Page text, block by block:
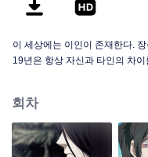
이 세상에는 이인이 존재한다.
19년은 항상 자신과 타인의 차이를 숨기기 위해 조심스러웠다. 그러던 어느 날,
회차